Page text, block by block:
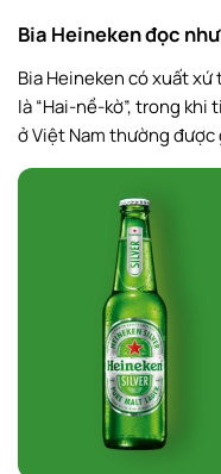
Bia Heineken đọc
Bia Heineken có xuất xứ
là “Hai-nề-kờ”, trong khi
ở Việt Nam thường được